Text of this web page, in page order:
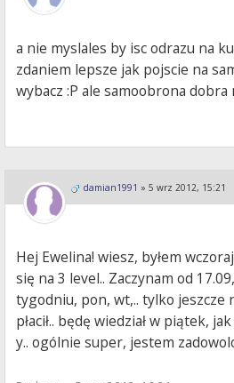
a nie myslales by isc odrazu na
zdaniem lepsze jak pojscie na
wybacz :P ale samoobrona dobra
damian1991 » 5 wrz 2012, 15:21
Hej Ewelina! wiesz, byłem
się na 3 level.. Zaczynam od
tygodniu, pon, wt,.. tylko jeszcze
płacił.. będę wiedział w piątek,
y.. ogólnie super, jestem